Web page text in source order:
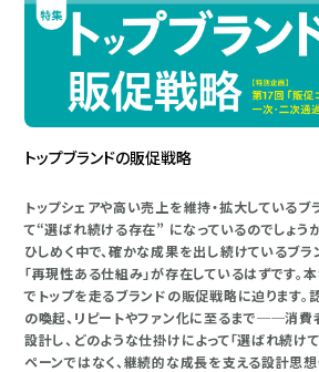
トップブランドの販促戦略
トップシェアや高い売上を維持・拡大しているブ
て“選ばれ続ける存在” になっているのでしょう
ひしめく中で、確かな成果を出し続けているブラ
「再現性ある仕組み」が存在しているはずです。
でトップを走るブランドの販促戦略に迫ります
の喚起、リピートやファン化に至るまで──消費
設計し、どのような仕掛けによって「選ばれ続け
ペーンではなく、継続的な成長を支える設計思